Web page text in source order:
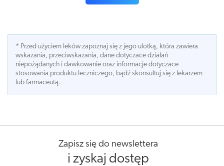
* Przed użyciem leków zapoznaj się z jego ulotką, która zawiera
wskazania, przeciwskazania, dane dotyczace działań
niepożądanych i dawkowanie oraz informacje dotyczace
stosowania produktu leczniczego, bądź skonsultuj się z lekarzem
lub farmaceutą.
Zapisz się do newslettera
i zyskaj dostęp